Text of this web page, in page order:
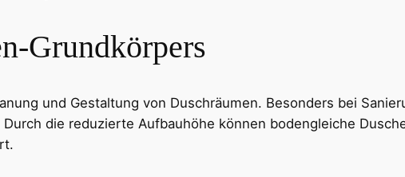
Grundkörpers
und Gestaltung von Duschräumen. Besonders bei
die reduzierte Aufbauhöhe können bodengleiche